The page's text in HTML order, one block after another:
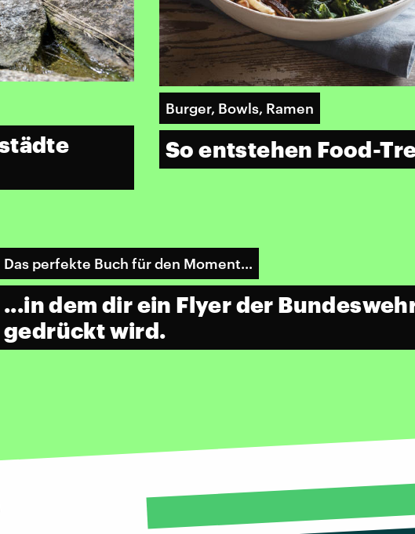
Burger, Bowls, Ramen
So entstehen Food-
Das perfekte Buch für den Moment...
...in dem dir ein Flyer der
gedrückt wird.